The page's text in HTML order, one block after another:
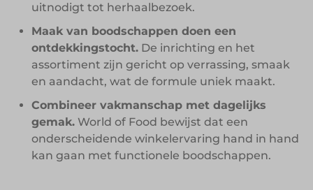
uitnodigt tot herhaalbezoek.
Maak van boodschappen doen een
ontdekkingstocht. De inrichting en het
assortiment zijn gericht op verrassing, smaak
en aandacht, wat de formule uniek maakt.
Combineer vakmanschap met dagelijks
gemak. World of Food bewijst dat een
onderscheidende winkelervaring hand in hand
kan gaan met functionele boodschappen.